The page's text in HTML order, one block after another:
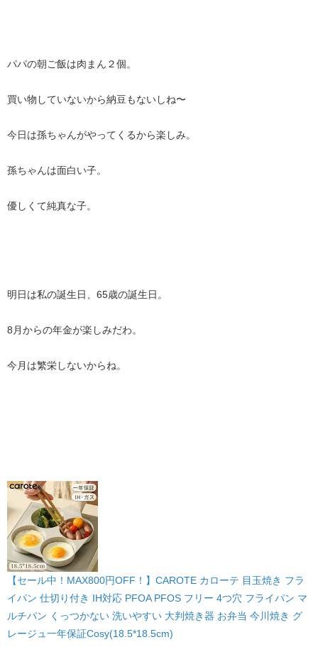
パパの朝ご飯は肉まん２個。
買い物していないから納豆もないしね〜
今日は孫ちゃんがやってくるから楽しみ。
孫ちゃんは面白い子。
優しくて純真な子。
明日は私の誕生日、65歳の誕生日。
8月からの年金が楽しみだわ。
今月は繁栄しないからね。
【セール中！MAX800円OFF！】CAROTE カローテ 目玉焼き フラ
イパン 仕切り付き IH対応 PFOA PFOS フリー 4つ穴 フライパン マ
ルチパン くっつかない 洗いやすい 大判焼き器 お弁当 今川焼き グ
レージュ一年保証Cosy(18.5*18.5cm)